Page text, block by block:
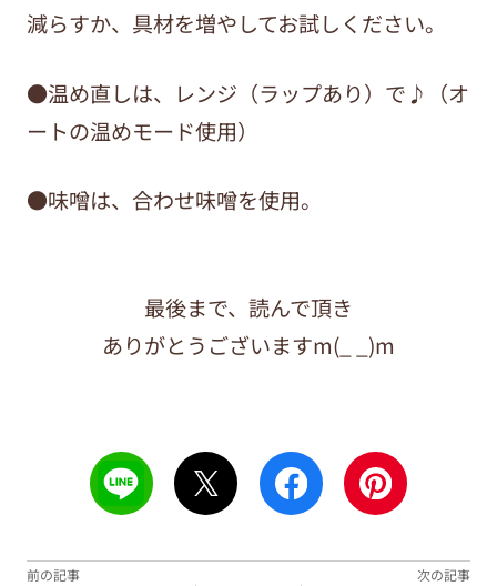
減らすか、具材を増やしてお試しください。
●温め直しは、レンジ（ラップあり）で♪（オ
ートの温めモード使用）
●味噌は、合わせ味噌を使用。
最後まで、読んで頂き
ありがとうございますm(_ _)m